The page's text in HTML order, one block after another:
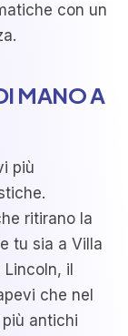
con un
MANO A
più
ritirano la
tu sia a Villa
il
che nel
antichi